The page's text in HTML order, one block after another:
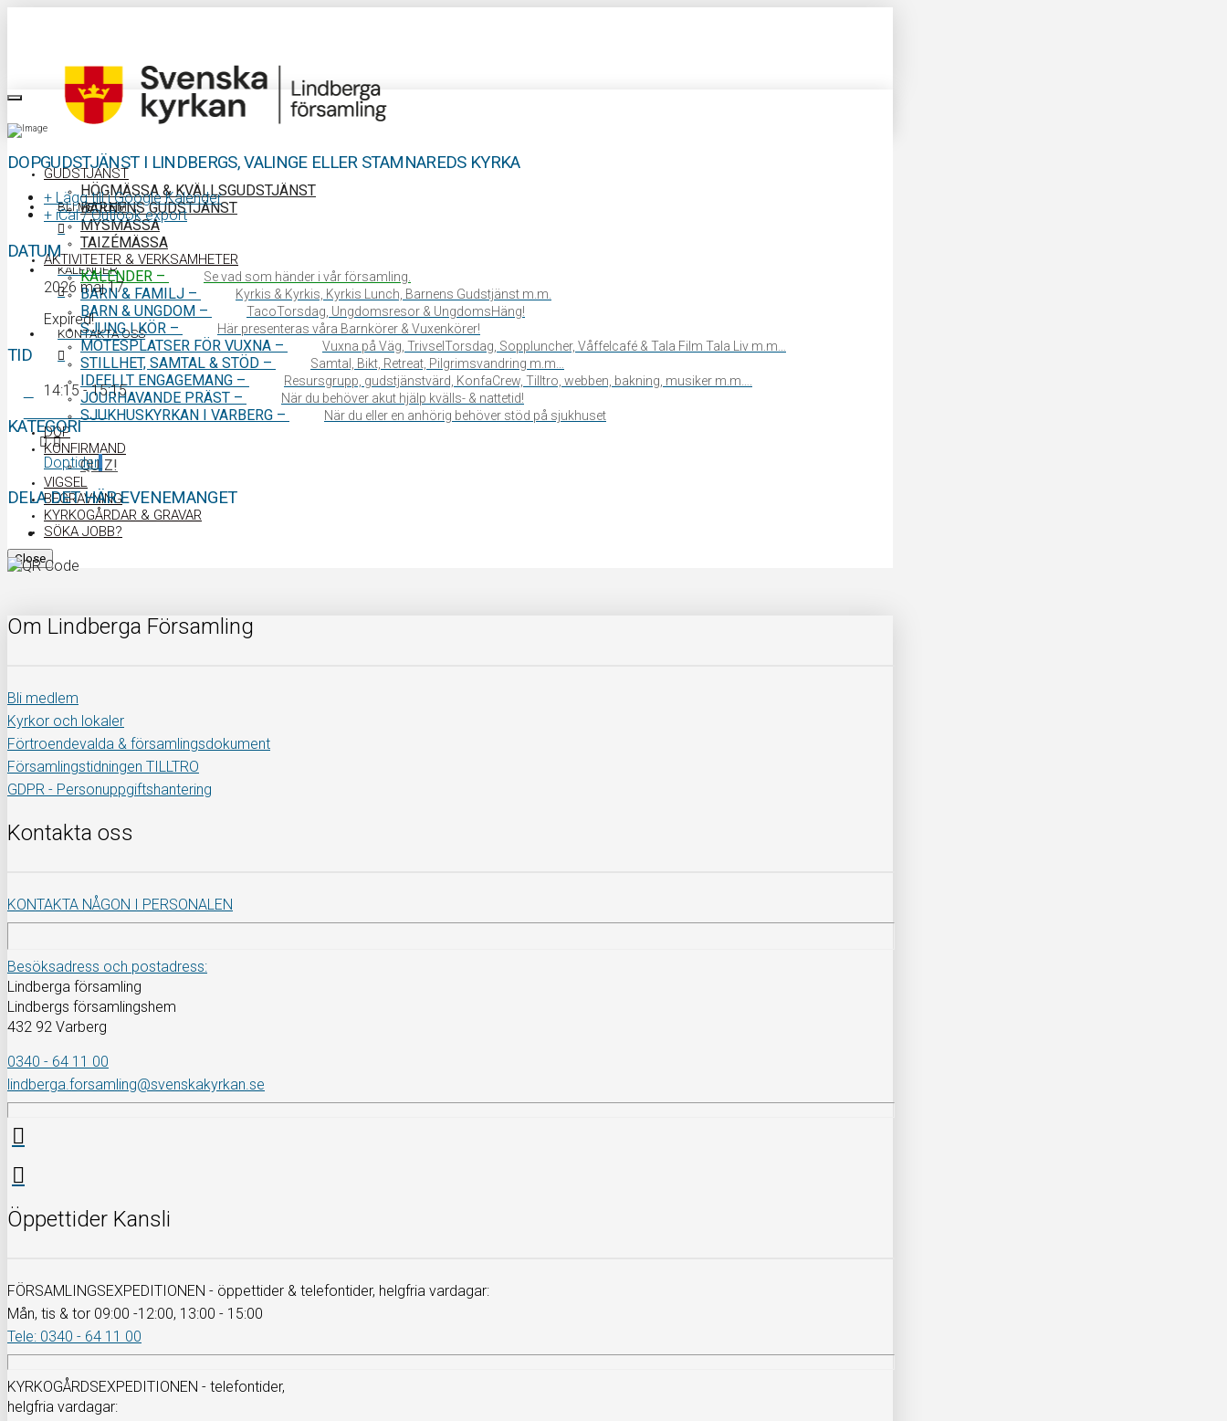
BLI MEDLEM
KALENDER
KONTAKTA OSS
0340 64 11 00
GUDSTJÄNST
HÖGMÄSSA & KVÄLLSGUDSTJÄNST
BARNENS GUDSTJÄNST
MYSMÄSSA
TAIZÉMÄSSA
AKTIVITETER & VERKSAMHETER
KALENDER – Se vad som händer i vår församling.
BARN & FAMILJ – Kyrkis & Kyrkis, Kyrkis Lunch, Barnens Gudstjänst m.m.
BARN & UNGDOM – TacoTorsdag, Ungdomsresor & UngdomsHäng!
SJUNG I KÖR – Här presenteras våra Barnkörer & Vuxenkörer!
MÖTESPLATSER FÖR VUXNA – Vuxna på Väg, TrivselTorsdag, Soppluncher, Våffelcafé & Tala Film Tala Liv m.m…
STILLHET, SAMTAL & STÖD – Samtal, Bikt, Retreat, Pilgrimsvandring m.m…
IDEELLT ENGAGEMANG – Resursgrupp, gudstjänstvärd, KonfaCrew, Tilltro, webben, bakning, musiker m.m….
JOURHAVANDE PRÄST – När du behöver akut hjälp kvälls- & nattetid!
SJUKHUSKYRKAN I VARBERG – När du eller en anhörig behöver stöd på sjukhuset
DOP
KONFIRMAND
QUIZ!
VIGSEL
BEGRAVNING
KYRKOGÅRDAR & GRAVAR
SÖKA JOBB?
Close
DOPGUDSTJÄNST I LINDBERGS, VALINGE ELLER STAMNAREDS KYRKA
+ Lägg till i Google Kalender
+ iCal / Outlook export
DATUM
2026 maj 17
Expired!
TID
14:15 - 15:15
KATEGORI
Doptider
DELA DET HÄR EVENEMANGET
Om Lindberga Församling
Bli medlem
Kyrkor och lokaler
Förtroendevalda & församlingsdokument
Församlingstidningen TILLTRO
GDPR - Personuppgiftshantering
Kontakta oss
KONTAKTA NÅGON I PERSONALEN
Besöksadress och postadress:
Lindberga församling
Lindbergs församlingshem
432 92 Varberg
0340 - 64 11 00
lindberga.forsamling@svenskakyrkan.se
Öppettider Kansli
FÖRSAMLINGSEXPEDITIONEN - öppettider & telefontider, helgfria vardagar:
Mån, tis & tor 09:00 -12:00, 13:00 - 15:00
Tele: 0340 - 64 11 00
KYRKOGÅRDSEXPEDITIONEN - telefontider,
helgfria vardagar: